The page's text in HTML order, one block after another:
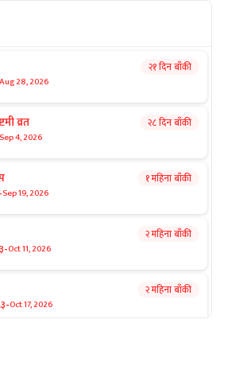
Aug 28, 2026
२१ दिन बाँकी
व्रत
Sep 4, 2026
२८ दिन बाँकी
-Sep 19, 2026
१ महिना बाँकी
-Oct 11, 2026
२ महिना बाँकी
-Oct 17, 2026
२ महिना बाँकी